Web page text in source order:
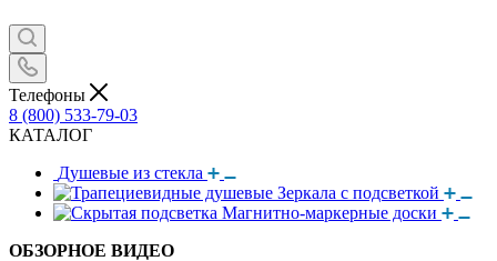
Телефоны
8 (800) 533-79-03
КАТАЛОГ
Душевые из стекла
Зеркала с подсветкой
Магнитно-маркерные доски
ОБЗОРНОЕ ВИДЕО